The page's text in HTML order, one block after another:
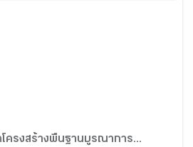
โครงสร้างพื้นฐานบูรณาการ...